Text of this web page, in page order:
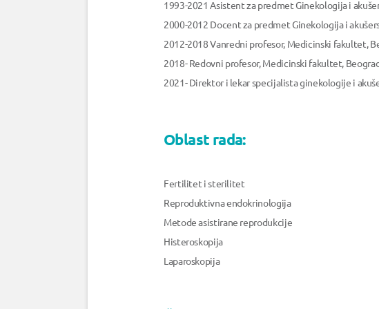
1993-2021 Asistent za predmet Ginekologija i
2000-2012 Docent za predmet Ginekologija i
2012-2018 Vanredni profesor, Medicinski fakultet,
2018- Redovni profesor, Medicinski fakultet,
2021- Direktor i lekar specijalista ginekologije i
Oblast rada:
Fertilitet i sterilitet
Reproduktivna endokrinologija
Metode asistirane reprodukcije
Histeroskopija
Laparoskopija